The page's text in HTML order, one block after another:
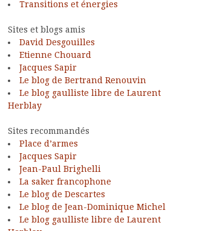
Transitions et énergies
Sites et blogs amis
David Desgouilles
Etienne Chouard
Jacques Sapir
Le blog de Bertrand Renouvin
Le blog gaulliste libre de Laurent
Herblay
Sites recommandés
Place d’armes
Jacques Sapir
Jean-Paul Brighelli
La saker francophone
Le blog de Descartes
Le blog de Jean-Dominique Michel
Le blog gaulliste libre de Laurent